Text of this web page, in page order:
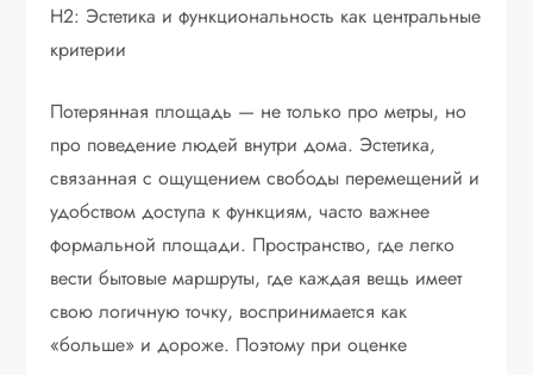
H2: Эстетика и функциональность как центральные
критерии
Потерянная площадь — не только про метры, но
про поведение людей внутри дома. Эстетика,
связанная с ощущением свободы перемещений и
удобством доступа к функциям, часто важнее
формальной площади. Пространство, где легко
вести бытовые маршруты, где каждая вещь имеет
свою логичную точку, воспринимается как
«больше» и дороже. Поэтому при оценке